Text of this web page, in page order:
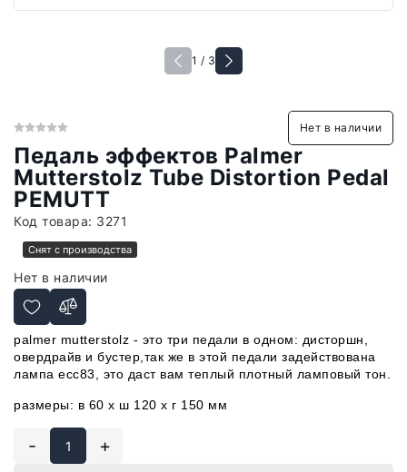
1 / 3
Нет в наличии
Педаль эффектов Palmer
Mutterstolz Tube Distortion Pedal
PEMUTT
Код товара: 3271
Снят с производства
Нет в наличии
palmer mutterstolz - это три педали в одном: дисторшн,
овердрайв и бустер,так же в этой педали задействована
лампа ecc83, это даст вам теплый плотный ламповый тон.
размеры: в 60 x ш 120 x г 150 мм
- +